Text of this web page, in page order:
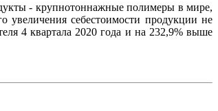
- крупнотоннажные полимеры в мире,
увеличения себестоимости продукции не
4 квартала 2020 года и на 232,9% выше